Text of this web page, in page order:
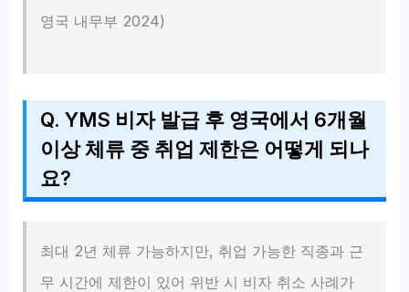
영국 내무부 2024)
Q. YMS 비자 발급 후 영국에서 6개월
이상 체류 중 취업 제한은 어떻게 되나
요?
최대 2년 체류 가능하지만, 취업 가능한 직종과 근
무 시간에 제한이 있어 위반 시 비자 취소 사례가